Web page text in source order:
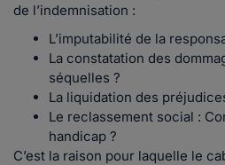
de l’indemnisation :
L’imputabilité de la
La constatation des
séquelles ?
La liquidation des
Le reclassement social :
handicap ?
C’est la raison pour laquelle le